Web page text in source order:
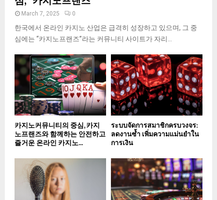
March 7, 2025 0
한국에서 온라인 카지노 산업은 급격히 성장하고 있으며, 그 중
심에는 “카지노프랜즈”라는 커뮤니티 사이트가 자리...
카지노커뮤니티의 중심, 카지
노프랜즈와 함께하는 안전하고
즐거운 온라인 카지노...
ระบบจัดการสมาชิกครบวงจร:
ลดงานซ้ำ เพิ่มความแม่นยำใน
การเงิน